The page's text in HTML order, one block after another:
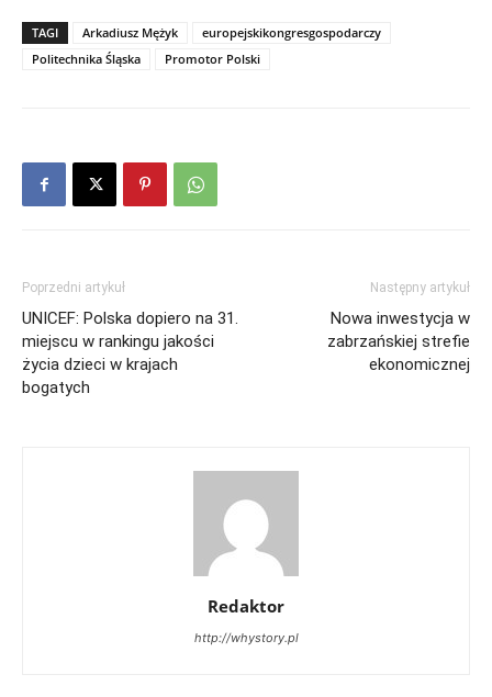
TAGI Arkadiusz Mężyk
europejskikongresgospodarczy
Politechnika Śląska
Promotor Polski
Poprzedni artykuł
UNICEF: Polska dopiero na 31.
miejscu w rankingu jakości
życia dzieci w krajach
bogatych
Następny artykuł
Nowa inwestycja w
zabrzańskiej strefie
ekonomicznej
Redaktor
http://whystory.pl